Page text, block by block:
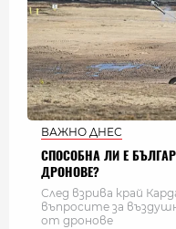
ВАЖНО ДНЕС
СПОСОБНА ЛИ Е
ДРОНОВЕ?
След взрива край
въпросите за
от дронове